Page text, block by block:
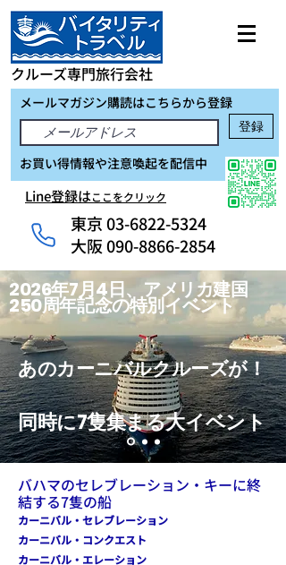
クルーズ専門旅行会社
メールマガジン購読はこちらから登録
登録
お買い得情報や注意喚起を配信中
Line登録はここをクリック
東京03-6822-5324
大阪 090-8866-2854
2026年7月4日、アメリカ建国
250周年記念の特別イベント
あのカーニバルクルーズが！
同時に7隻集まる大イベント
バハマのセレブレーション・キーに終
結する7隻の船
カーニバル・セレブレーション
カーニバル・コンクエスト
カーニバル・エレーション